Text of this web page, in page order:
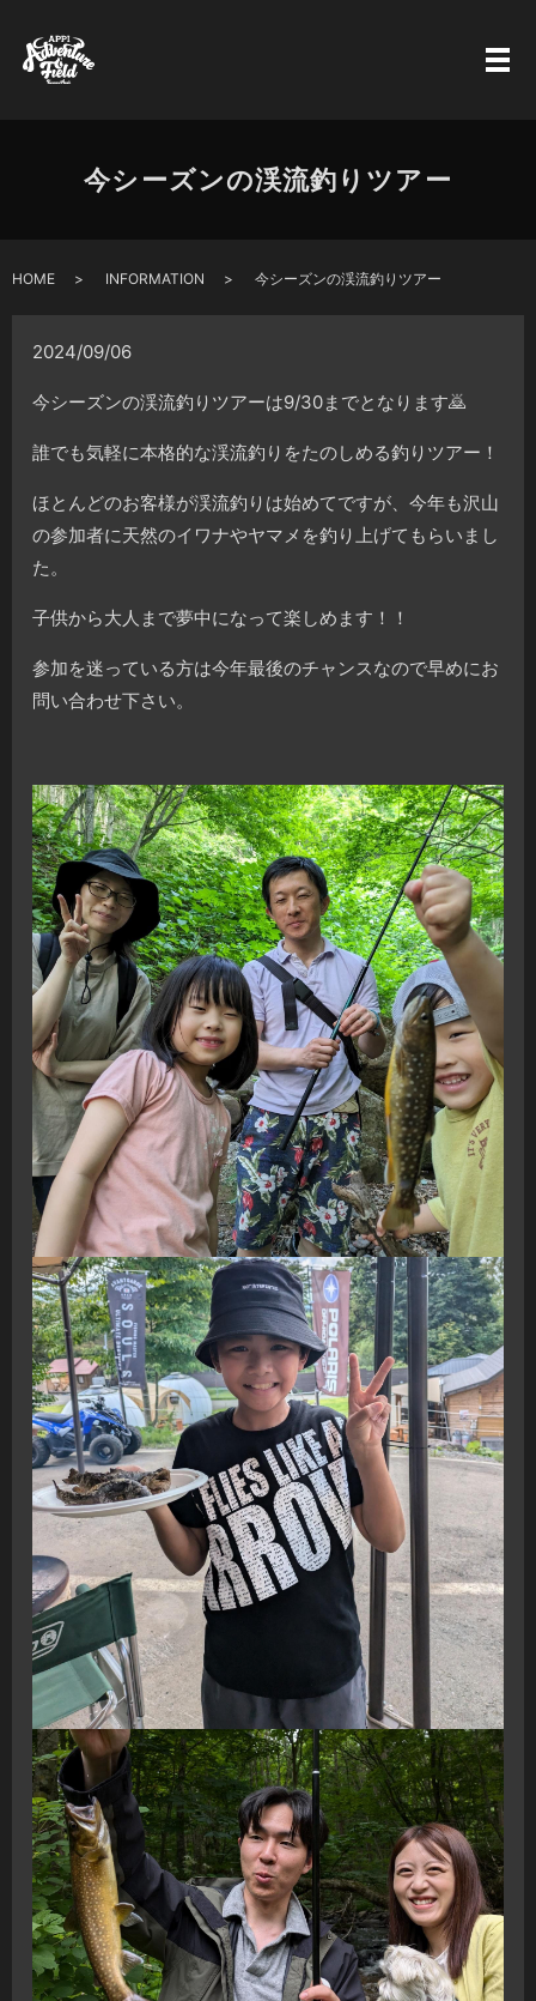
今シーズンの渓流釣りツアー
HOME INFORMATION 今シーズンの渓流釣りツアー
2024/09/06
今シーズンの渓流釣りツアーは9/30までとなります🙇
誰でも気軽に本格的な渓流釣りをたのしめる釣りツアー！
ほとんどのお客様が渓流釣りは始めてですが、今年も沢山
の参加者に天然のイワナやヤマメを釣り上げてもらいまし
た。
子供から大人まで夢中になって楽しめます！！
参加を迷っている方は今年最後のチャンスなので早めにお
問い合わせ下さい。